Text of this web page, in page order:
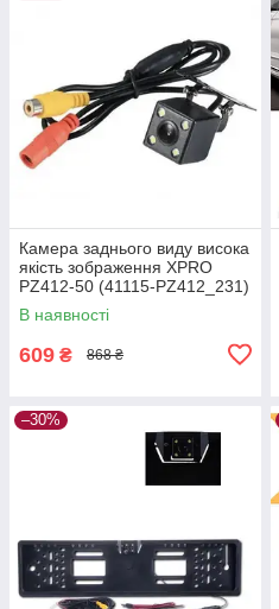
Камера заднього виду висока
якість зображення XPRO
PZ412-50 (41115-PZ412_231)
В наявності
609 ₴ 868 ₴
–30%